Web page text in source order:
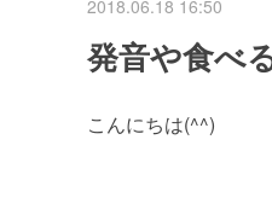
2018.06.18 16:50
発音や食べ
こんにちは(^^)